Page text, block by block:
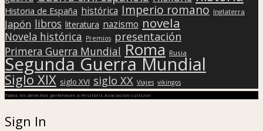
Historia de España histórica Imperio romano Inglaterra
Japón libros literatura nazismo novela
Novela histórica Premios presentación
Primera Guerra Mundial Roma Rusia
Segunda Guerra Mundial
Siglo XIX siglo XVI siglo XX Viajes vikingos
Todos los derechos pertenecen a Hislibris Asociación cultural
Sign In